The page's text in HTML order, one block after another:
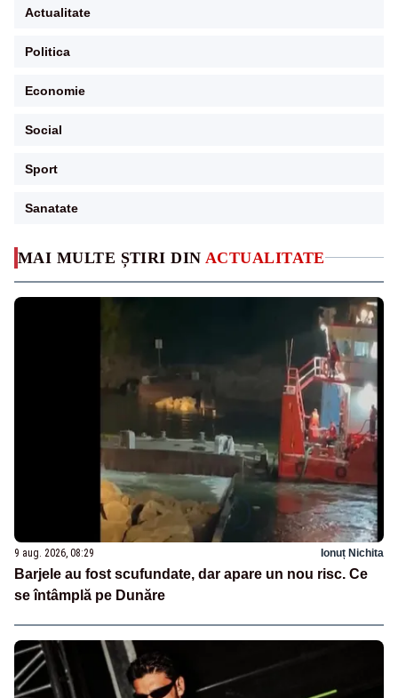
MAI MULTE ȘTIRI DIN ACTUALITATE
9 aug. 2026, 08:29 Ionuț Nichita
Barjele au fost scufundate, dar apare un nou risc. Ce
se întâmplă pe Dunăre
Actualitate
Politica
Economie
Social
Sport
Sanatate